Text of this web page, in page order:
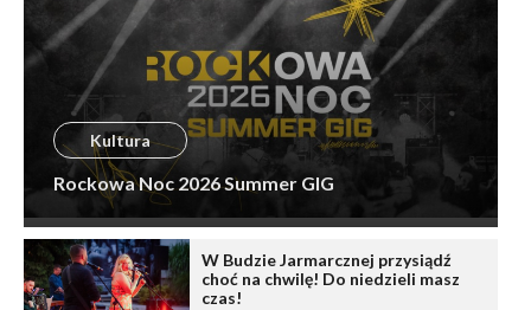
Kultura
Rockowa Noc 2026 Summer GIG
W Budzie Jarmarcznej przysiądź
choć na chwilę! Do niedzieli masz
czas!